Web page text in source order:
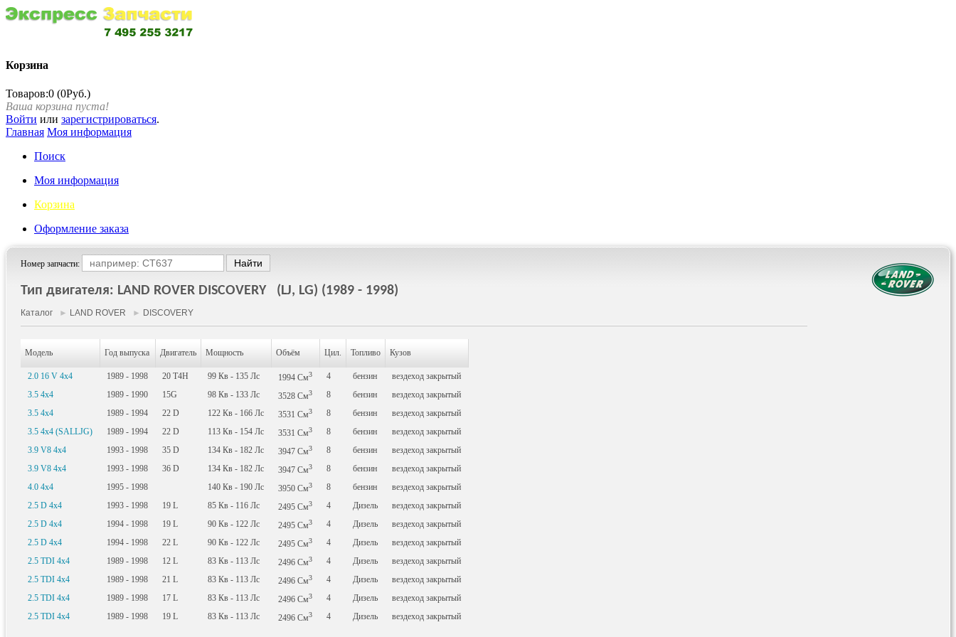
Корзина
Товаров:0 (0Руб.)
Ваша корзина пуста!
Войти или зарегистрироваться.
Главная Моя информация
Поиск
Моя информация
Корзина
Оформление заказа
Номер запчасти:
Тип двигателя: LAND ROVER DISCOVERY (LJ, LG) (1989 - 1998)
Каталог ► LAND ROVER ► DISCOVERY
Модель Год выпуска Двигатель Мощность Объём Цил. Топливо Кузов
2.0 16 V 4x4 1989 - 1998 20 T4H 99 Кв - 135 Лс 1994 См3 4 бензин
вездеход закрытый
3.5 4x4
1989 - 1990 15G 98 Кв - 133 Лс 3528 См3 8 бензин
вездеход закрытый
3.5 4x4
1989 - 1994 22 D 122 Кв - 166 Лс 3531 См3 8 бензин
вездеход закрытый
3.5 4x4 (SALLJG)
1989 - 1994 22 D 113 Кв - 154 Лс 3531 См3 8 бензин
вездеход закрытый
3.9 V8 4x4
1993 - 1998 35 D 134 Кв - 182 Лс 3947 См3 8 бензин
вездеход закрытый
3.9 V8 4x4
1993 - 1998 36 D 134 Кв - 182 Лс 3947 См3 8 бензин
вездеход закрытый
4.0 4x4
1995 - 1998 140 Кв - 190 Лс 3950 См3 8 бензин
вездеход закрытый
2.5 D 4x4
1993 - 1998 19 L 85 Кв - 116 Лс 2495 См3 4 Дизель
вездеход закрытый
2.5 D 4x4
1994 - 1998 19 L 90 Кв - 122 Лс 2495 См3 4 Дизель
вездеход закрытый
2.5 D 4x4
1994 - 1998 22 L 90 Кв - 122 Лс 2495 См3 4 Дизель
вездеход закрытый
2.5 TDI 4x4
1989 - 1998 12 L 83 Кв - 113 Лс 2496 См3 4 Дизель
вездеход закрытый
2.5 TDI 4x4
1989 - 1998 21 L 83 Кв - 113 Лс 2496 См3 4 Дизель
вездеход закрытый
2.5 TDI 4x4
1989 - 1998 17 L 83 Кв - 113 Лс 2496 См3 4 Дизель
вездеход закрытый
2.5 TDI 4x4
1989 - 1998 19 L 83 Кв - 113 Лс 2496 См3 4 Дизель вездеход закрытый